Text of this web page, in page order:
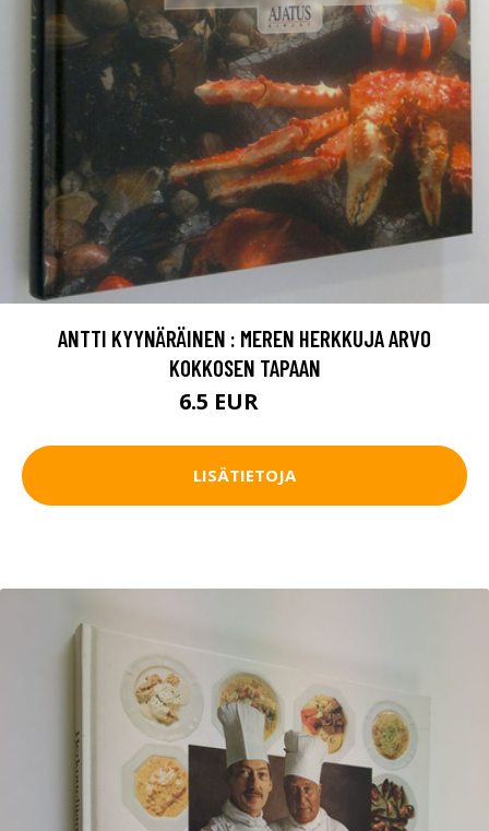
ANTTI KYYNÄRÄINEN : MEREN HERKKUJA ARVO
KOKKOSEN TAPAAN
6.5 EUR
LISÄTIETOJA